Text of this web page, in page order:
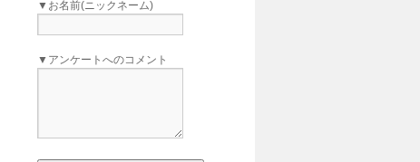
▼お名前(ニックネーム)
▼アンケートへのコメント